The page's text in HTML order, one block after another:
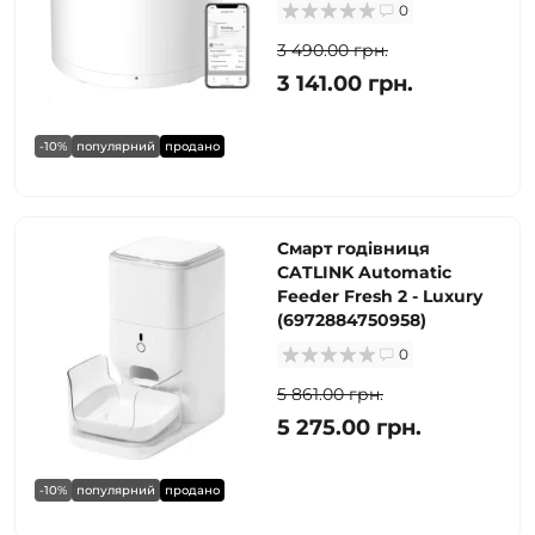
-10% популярний продано
0
3 490.00 грн.
3 141.00 грн.
-10% популярний продано
Смарт годівниця
CATLINK Automatic
Feeder Fresh 2 - Luxury
(6972884750958)
0
5 861.00 грн.
5 275.00 грн.